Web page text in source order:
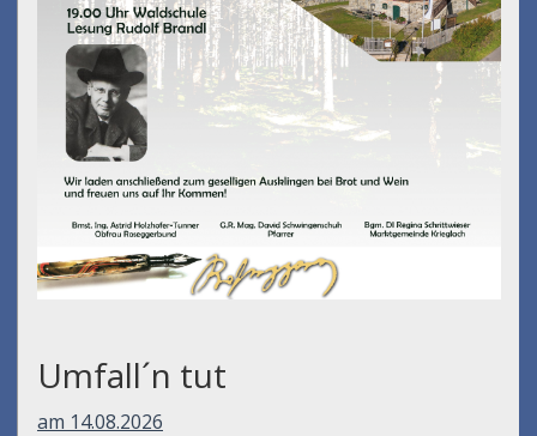
Umfall´n tut
am 14.08.2026